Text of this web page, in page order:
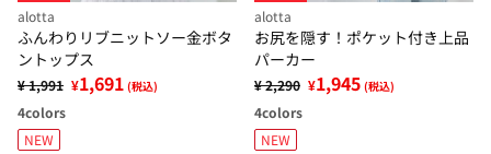
alotta
ふんわりリブニットソー金ボタ
ントップス
¥ 1,991 ¥1,691 (税込)
4colors
NEW
alotta
お尻を隠す！ポケット付き上品
パーカー
¥ 2,290 ¥1,945 (税込)
4colors
NEW